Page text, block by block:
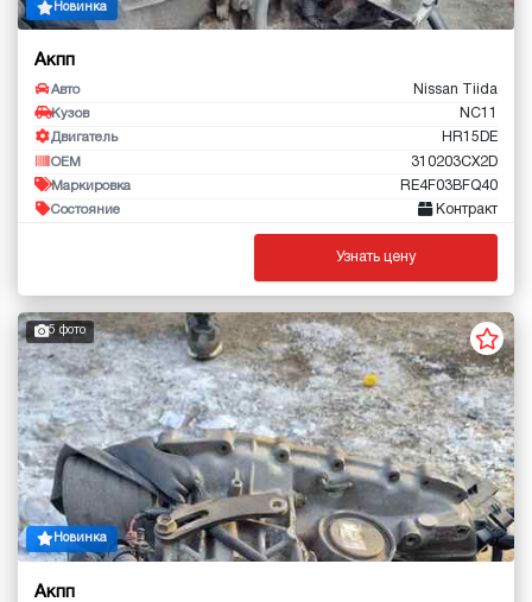
Новинка
Акпп
Авто Nissan Tiida
Кузов NC11
Двигатель HR15DE
OEM 310203CX2D
Маркировка RE4F03BFQ40
Состояние Контракт
Узнать цену
5 фото
Новинка
Акпп